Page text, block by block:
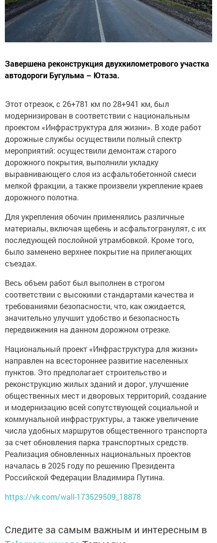
Завершена реконструкция двухкилометрового участка
автодороги Бугульма – Ютаза.
Этот отрезок, с 26+781 км по 28+941 км, был
модернизирован в соответствии с национальным
проектом «Инфраструктура для жизни». В ходе работ
дорожные службы осуществили полный спектр
мероприятий: осуществили демонтаж старого
дорожного покрытия, выполнили укладку
выравнивающего слоя из асфальтобетонной смеси
мелкой фракции, а также произвели укрепление краев
дорожного полотна.
Для укрепления обочин применялись различные
материалы, включая щебень и асфальтогранулят, с их
последующей послойной утрамбовкой. Кроме того,
было заменено верхнее покрытие на прилегающих
съездах.
Весь объем работ был выполнен в строгом
соответствии с высокими стандартами качества и
требованиями безопасности, что, как ожидается,
значительно улучшит удобство и безопасность
передвижения на данном дорожном отрезке.
Национальный проект «Инфраструктура для жизни»
направлен на всестороннее развитие населенных
пунктов. Это предполагает строительство и
реконструкцию жилых зданий и дорог, улучшение
общественных мест и дворовых территорий, создание
и модернизацию всей сопутствующей социальной и
коммунальной инфраструктуры, а также увеличение
числа удобных маршрутов общественного транспорта
за счет обновления парка транспортных средств.
Реализация обновленных национальных проектов
началась в 2025 году по решению Президента
Российской Федерации Владимира Путина.
https://vk.com/wall-173529509_18878
Следите за самым важным и интересным в